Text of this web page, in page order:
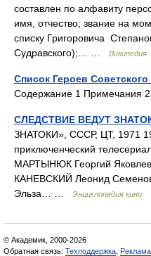
составлен по алфавиту
имя, отчество; звание на
списку Григоровича
Судравского);… …
Википедия
Список Героев
Содержание 1 Примечания
СЛЕДСТВИЕ ВЕДУТ
ЗНАТОКИ», СССР, ЦТ, 1971
приключенческий
МАРТЫНЮК Георгий
КАНЕВСКИЙ Леонид
Эльза… …
Энциклопедия кино
© Академик, 2000-2026
Обратная связь: Техподдержка